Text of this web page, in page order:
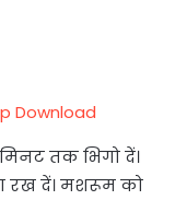
तक भिगो दें।
रख दें। मशरूम को